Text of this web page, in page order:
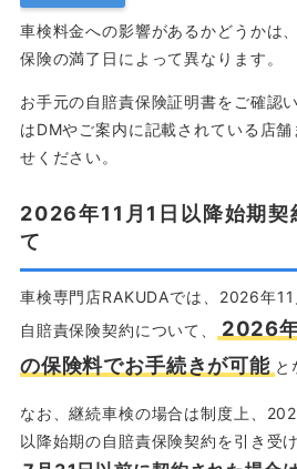
車検料金への影響があるかどうかは
保険の満了日によって異なります。
お手元の自賠責保険証明書をご確認
はDMやご案内に記載されている店
せください。
2026年11月1日以降始期契
て
車検専門店RAKUDAでは、2026年
自賠責保険契約について、
2026
の保険料でお手続きが可能 と
なお、継続車検の場合は制度上、
以降始期の自賠責保険契約を引き受